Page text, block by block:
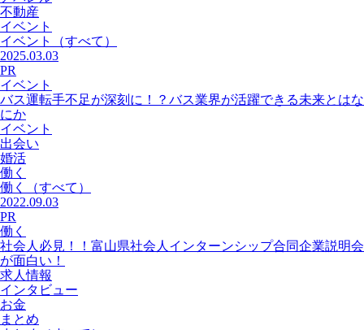
不動産
イベント
イベント
（すべて）
2025.03.03
PR
イベント
バス運転手不足が深刻に！？バス業界が活躍できる未来とはな
にか
イベント
出会い
婚活
働く
働く
（すべて）
2022.09.03
PR
働く
社会人必見！！富山県社会人インターンシップ合同企業説明会
が面白い！
求人情報
インタビュー
お金
まとめ